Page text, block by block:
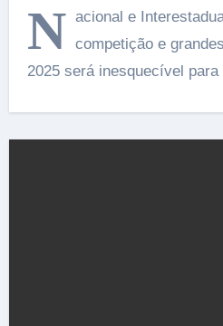
N acional e
competição e
2025 será inesquecível